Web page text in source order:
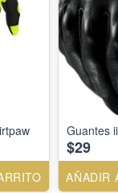
Guantes
$29
AÑADIR